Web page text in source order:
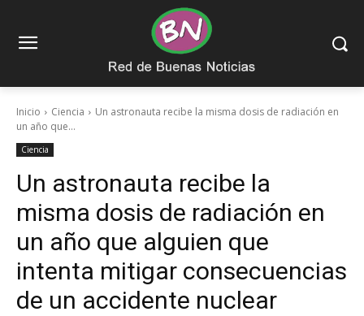
Inicio Ciencia
Un astronauta recibe la misma dosis de radiación en
un año que...
Ciencia
Un astronauta recibe la
misma dosis de radiación en
un año que alguien que
intenta mitigar consecuencias
de un accidente nuclear